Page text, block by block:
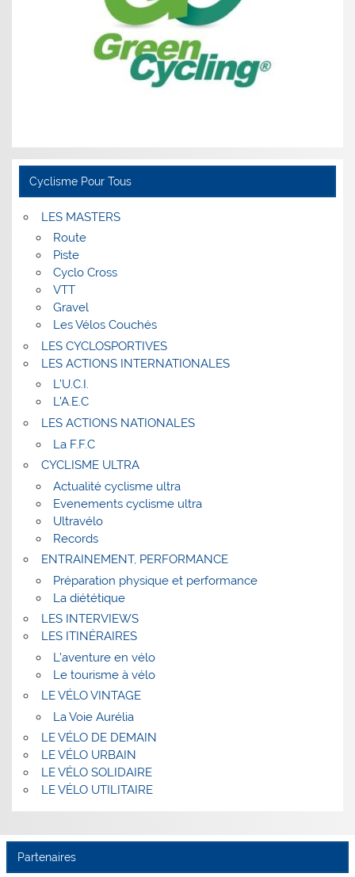
Cyclisme Pour Tous
LES MASTERS
Route
Piste
Cyclo Cross
VTT
Gravel
Les Vélos Couchés
LES CYCLOSPORTIVES
LES ACTIONS INTERNATIONALES
L’U.C.I.
L’A.E.C
LES ACTIONS NATIONALES
La F.F.C
CYCLISME ULTRA
Actualité cyclisme ultra
Evenements cyclisme ultra
Ultravélo
Records
ENTRAINEMENT, PERFORMANCE
Préparation physique et performance
La diététique
LES INTERVIEWS
LES ITINÉRAIRES
L’aventure en vélo
Le tourisme à vélo
LE VÉLO VINTAGE
La Voie Aurélia
LE VÉLO DE DEMAIN
LE VÉLO URBAIN
LE VÉLO SOLIDAIRE
LE VÉLO UTILITAIRE
Partenaires